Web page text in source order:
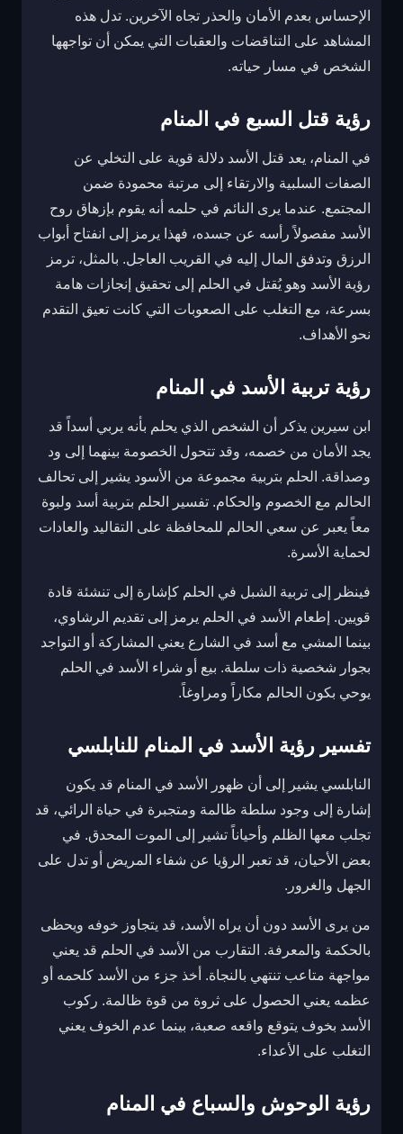
الإحساس بعدم الأمان والحذر تجاه الآخرين. تدل هذه
المشاهد على التناقضات والعقبات التي يمكن أن تواجهها
الشخص في مسار حياته.
رؤية قتل السبع في المنام
في المنام، يعد قتل الأسد دلالة قوية على التخلي عن
الصفات السلبية والارتقاء إلى مرتبة محمودة ضمن
المجتمع. عندما يرى النائم في حلمه أنه يقوم بإزهاق روح
الأسد مفصولاً رأسه عن جسده، فهذا يرمز إلى انفتاح أبواب
الرزق وتدفق المال إليه في القريب العاجل. بالمثل، ترمز
رؤية الأسد وهو يُقتل في الحلم إلى تحقيق إنجازات هامة
بسرعة، مع التغلب على الصعوبات التي كانت تعيق التقدم
نحو الأهداف.
رؤية تربية الأسد في المنام
ابن سيرين يذكر أن الشخص الذي يحلم بأنه يربي أسداً قد
يجد الأمان من خصمه، وقد تتحول الخصومة بينهما إلى ود
وصداقة. الحلم بتربية مجموعة من الأسود يشير إلى تحالف
الحالم مع الخصوم والحكام. تفسير الحلم بتربية أسد ولبوة
معاً يعبر عن سعي الحالم للمحافظة على التقاليد والعادات
لحماية الأسرة.
فينظر إلى تربية الشبل في الحلم كإشارة إلى تنشئة قادة
قويين. إطعام الأسد في الحلم يرمز إلى تقديم الرشاوي،
بينما المشي مع أسد في الشارع يعني المشاركة أو التواجد
بجوار شخصية ذات سلطة. بيع أو شراء الأسد في الحلم
يوحي بكون الحالم مكاراً ومراوغاً.
تفسير رؤية الأسد في المنام للنابلسي
النابلسي يشير إلى أن ظهور الأسد في المنام قد يكون
إشارة إلى وجود سلطة ظالمة ومتجبرة في حياة الرائي، قد
تجلب معها الظلم وأحياناً تشير إلى الموت المحدق. في
بعض الأحيان، قد تعبر الرؤيا عن شفاء المريض أو تدل على
الجهل والغرور.
من يرى الأسد دون أن يراه الأسد، قد يتجاوز خوفه ويحظى
بالحكمة والمعرفة. التقارب من الأسد في الحلم قد يعني
مواجهة متاعب تنتهي بالنجاة. أخذ جزء من الأسد كلحمه أو
عظمه يعني الحصول على ثروة من قوة ظالمة. ركوب
الأسد بخوف يتوقع واقعه صعبة، بينما عدم الخوف يعني
التغلب على الأعداء.
رؤية الوحوش والسباع في المنام